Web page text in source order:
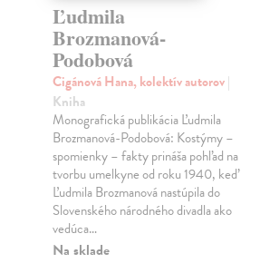
Ľudmila
Brozmanová-
Podobová
Cigánová Hana, kolektív autorov|
Kniha
Monografická publikácia Ľudmila
Brozmanová-Podobová: Kostýmy –
spomienky – fakty prináša pohľad na
tvorbu umelkyne od roku 1940, keď
Ľudmila Brozmanová nastúpila do
Slovenského národného divadla ako
vedúca…
Na sklade